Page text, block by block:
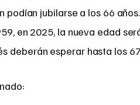
jubilarse a los 66
en 2025, la nueva edad
deberán esperar hasta los